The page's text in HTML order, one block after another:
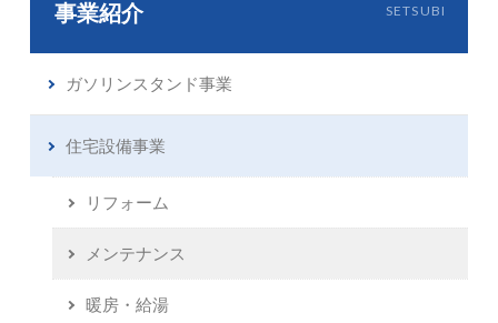
事業紹介 SETSUBI
ガソリンスタンド事業
住宅設備事業
リフォーム
メンテナンス
暖房・給湯